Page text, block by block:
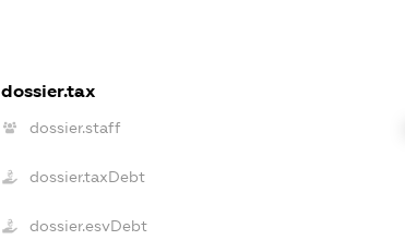
dossier.tax
dossier.staff
dossier.taxDebt
dossier.esvDebt